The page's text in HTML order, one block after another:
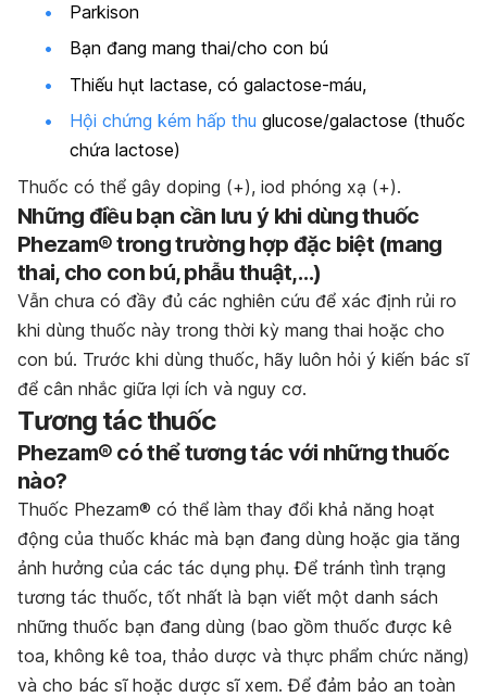
Parkison
Bạn đang mang thai/cho con bú
Thiếu hụt lactase, có galactose-máu,
Hội chứng kém hấp thu glucose/galactose (thuốc
chứa lactose)
Thuốc có thể gây doping (+), iod phóng xạ (+).
Những điều bạn cần lưu ý khi dùng thuốc
Phezam® trong trường hợp đặc biệt (mang
thai, cho con bú, phẫu thuật,…)
Vẫn chưa có đầy đủ các nghiên cứu để xác định rủi ro
khi dùng thuốc này trong thời kỳ mang thai hoặc cho
con bú. Trước khi dùng thuốc, hãy luôn hỏi ý kiến bác sĩ
để cân nhắc giữa lợi ích và nguy cơ.
Tương tác thuốc
Phezam® có thể tương tác với những thuốc
nào?
Thuốc Phezam® có thể làm thay đổi khả năng hoạt
động của thuốc khác mà bạn đang dùng hoặc gia tăng
ảnh hưởng của các tác dụng phụ. Để tránh tình trạng
tương tác thuốc, tốt nhất là bạn viết một danh sách
những thuốc bạn đang dùng (bao gồm thuốc được kê
toa, không kê toa, thảo dược và thực phẩm chức năng)
và cho bác sĩ hoặc dược sĩ xem. Để đảm bảo an toàn